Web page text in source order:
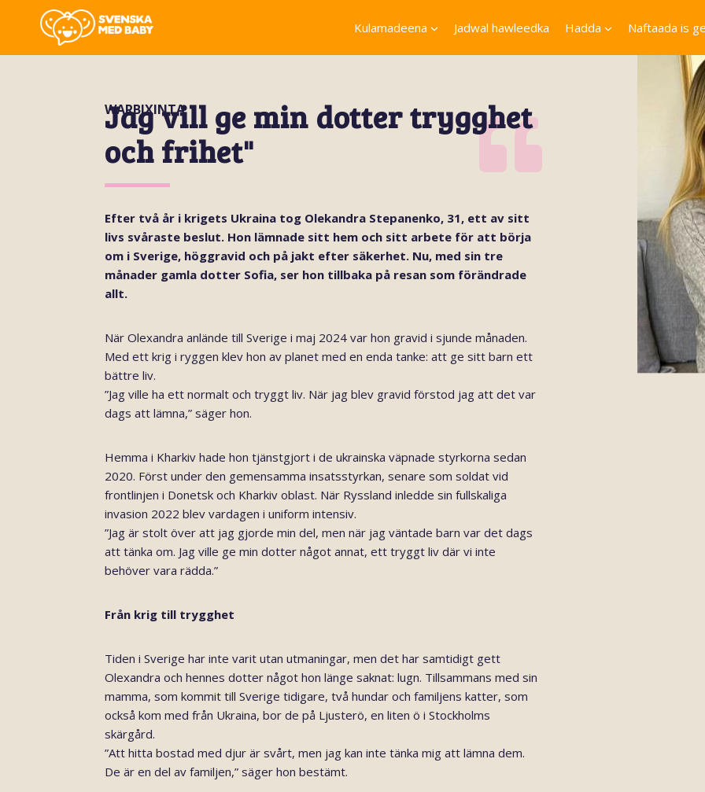
Kulamadeena Jadwal hawleedka Hadda Naftaada is
WARBIXINTA
Jag vill ge min dotter trygghet
och frihet"
Efter två år i krigets Ukraina tog Olekandra Stepanenko, 31, ett av sitt
livs svåraste beslut. Hon lämnade sitt hem och sitt arbete för att börja
om i Sverige, höggravid och på jakt efter säkerhet. Nu, med sin tre
månader gamla dotter Sofia, ser hon tillbaka på resan som förändrade
allt.
När Olexandra anlände till Sverige i maj 2024 var hon gravid i sjunde månaden.
Med ett krig i ryggen klev hon av planet med en enda tanke: att ge sitt barn ett
bättre liv.
”Jag ville ha ett normalt och tryggt liv. När jag blev gravid förstod jag att det var
dags att lämna,” säger hon.
Hemma i Kharkiv hade hon tjänstgjort i de ukrainska väpnade styrkorna sedan
2020. Först under den gemensamma insatsstyrkan, senare som soldat vid
frontlinjen i Donetsk och Kharkiv oblast. När Ryssland inledde sin fullskaliga
invasion 2022 blev vardagen i uniform intensiv.
”Jag är stolt över att jag gjorde min del, men när jag väntade barn var det dags
att tänka om. Jag ville ge min dotter något annat, ett tryggt liv där vi inte
behöver vara rädda.”
Från krig till trygghet
Tiden i Sverige har inte varit utan utmaningar, men det har samtidigt gett
Olexandra och hennes dotter något hon länge saknat: lugn. Tillsammans med sin
mamma, som kommit till Sverige tidigare, två hundar och familjens katter, som
också kom med från Ukraina, bor de på Ljusterö, en liten ö i Stockholms
skärgård.
”Att hitta bostad med djur är svårt, men jag kan inte tänka mig att lämna dem.
De är en del av familjen,” säger hon bestämt.